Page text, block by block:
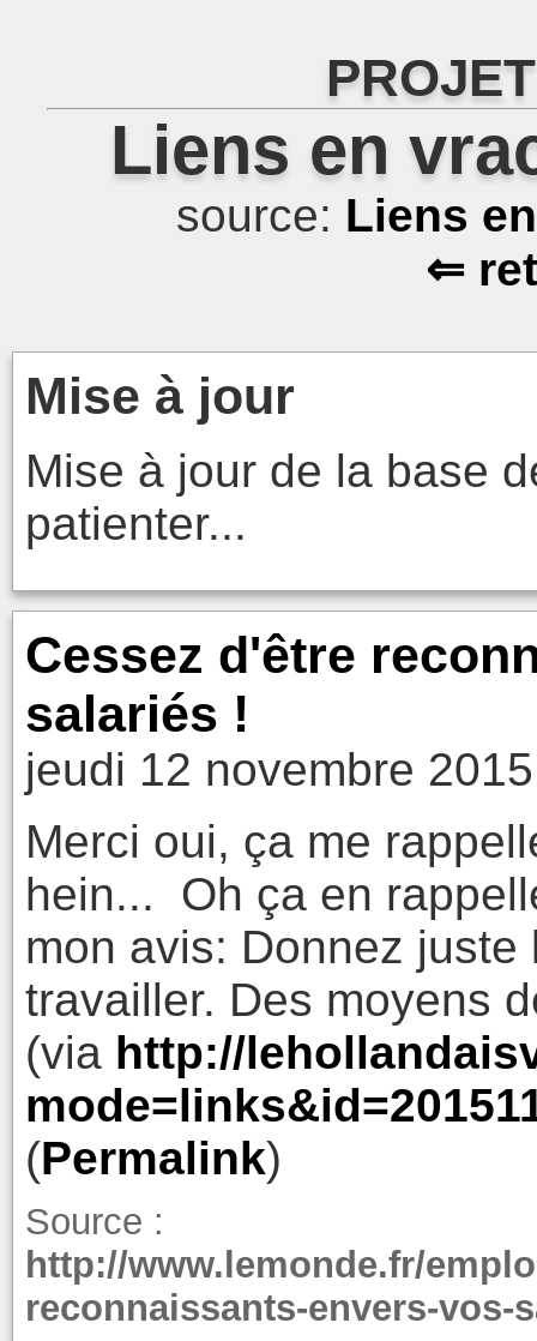
Liens en
source: Liens
⇐
Mise à jour
Mise à jour de la base
patienter...
Cessez d'être
salariés !
jeudi 12 novembre
Merci oui, ça me
hein... Oh ça en
mon avis: Donnez
travailler. Des moyens
(via http://
(Permalink)
Source :
http://www.lemonde.fr/
reconnaissants-envers-vos-